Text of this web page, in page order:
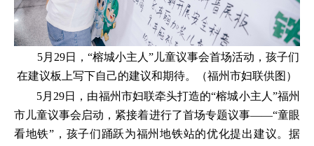
5月29日，“榕城小主人”儿童议事会首场活动，孩子们
在建议板上写下自己的建议和期待。（福州市妇联供图）
5月29日，由福州市妇联牵头打造的“榕城小主人”福州
市儿童议事会启动，紧接着进行了首场专题议事——“童眼
看地铁”，孩子们踊跃为福州地铁站的优化提出建议。据